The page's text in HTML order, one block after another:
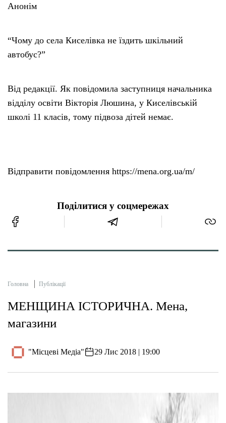
Анонім
“Чому до села Киселівка не їздить шкільний
автобус?”
Від редакції. Як повідомила заступниця начальника
відділу освіти Вікторія Люшина, у Киселівській
школі 11 класів, тому підвоза дітей немає.
Відправити повідомлення https://mena.org.ua/m/
Поділитися у соцмережах
Головна Публікації
МЕНЩИНА ІСТОРИЧНА. Мена,
магазини
"Місцеві Медіа" 29 Лис 2018 | 19:00